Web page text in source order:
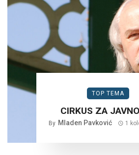
TOP TEMA
CIRKUS ZA
By Mladen Pavković 1